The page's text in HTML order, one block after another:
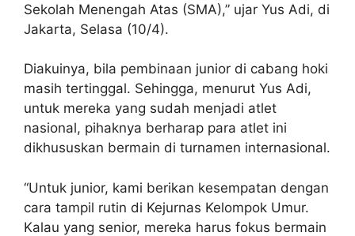
Sekolah Menengah Atas (SMA),” ujar Yus Adi, di
Jakarta, Selasa (10/4).
Diakuinya, bila pembinaan junior di cabang hoki
masih tertinggal. Sehingga, menurut Yus Adi,
untuk mereka yang sudah menjadi atlet
nasional, pihaknya berharap para atlet ini
dikhususkan bermain di turnamen internasional.
“Untuk junior, kami berikan kesempatan dengan
cara tampil rutin di Kejurnas Kelompok Umur.
Kalau yang senior, mereka harus fokus bermain